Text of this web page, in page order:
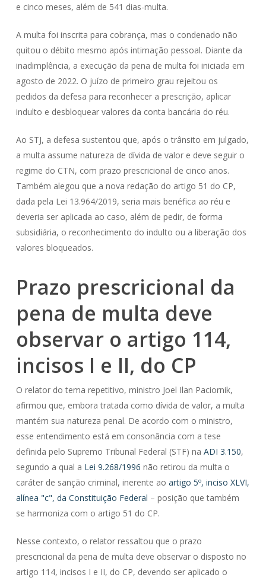
e cinco meses, além de 541 dias-multa.
A multa foi inscrita para cobrança, mas o condenado não
quitou o débito mesmo após intimação pessoal. Diante da
inadimplência, a execução da pena de multa foi iniciada em
agosto de 2022. O juízo de primeiro grau rejeitou os
pedidos da defesa para reconhecer a prescrição, aplicar
indulto e desbloquear valores da conta bancária do réu.
Ao STJ, a defesa sustentou que, após o trânsito em julgado,
a multa assume natureza de dívida de valor e deve seguir o
regime do CTN, com prazo prescricional de cinco anos.
Também alegou que a nova redação do artigo 51 do CP,
dada pela Lei 13.964/2019, seria mais benéfica ao réu e
deveria ser aplicada ao caso, além de pedir, de forma
subsidiária, o reconhecimento do indulto ou a liberação dos
valores bloqueados.
Prazo prescricional da
pena de multa deve
observar o artigo 114,
incisos I e II, do CP
O relator do tema repetitivo, ministro Joel Ilan Paciornik,
afirmou que, embora tratada como dívida de valor, a multa
mantém sua natureza penal. De acordo com o ministro,
esse entendimento está em consonância com a tese
definida pelo Supremo Tribunal Federal (STF) na ADI 3.150,
segundo a qual a Lei 9.268/1996 não retirou da multa o
caráter de sanção criminal, inerente ao artigo 5º, inciso XLVI,
alínea "c", da Constituição Federal – posição que também
se harmoniza com o artigo 51 do CP.
Nesse contexto, o relator ressaltou que o prazo
prescricional da pena de multa deve observar o disposto no
artigo 114, incisos I e II, do CP, devendo ser aplicado o